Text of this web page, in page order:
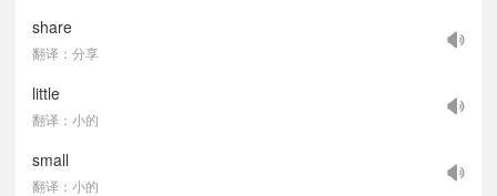
share
翻译：分享
little
翻译：小的
small
翻译：小的